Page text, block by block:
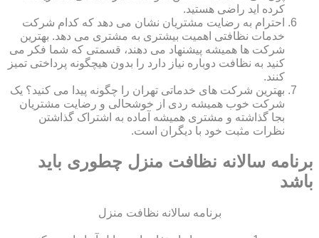
کرده اید راضی هستید.
احترام به رضایت مشتریان نشان می دهد که کدام شرکت
خدمات نظافتی اهمیت بیشتری به مشتری می دهد. بهترین
شرکت ها همیشه پیشنهاد می دهند، قسمتی که شما فکر می
کنید به نظافت دوباره نیاز دارد را بدون هیچگونه پرداختی تمیز
کنند.
بهترین شرکت های خدماتی تهران را چگونه پیدا می کنید؟ یک
شرکت خوب همیشه ردی از خوشحالی و رضایت مشتریان
بجا گذاشته و مشتری همیشه آماده به اشتراک گذاشتن
نظرات مثبت خود با دیگران است.
برنامه سالانه نظافت منزل چطوری باید
باشد
برنامه سالانه نظافت منزل